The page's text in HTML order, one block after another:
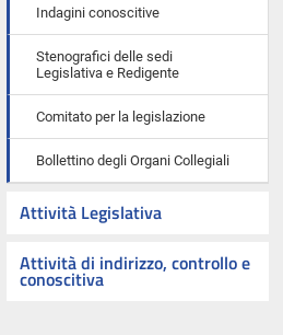
Indagini conoscitive
Stenografici delle sedi
Legislativa e Redigente
Comitato per la legislazione
Bollettino degli Organi Collegiali
Attività Legislativa
Attività di indirizzo, controllo e
conoscitiva